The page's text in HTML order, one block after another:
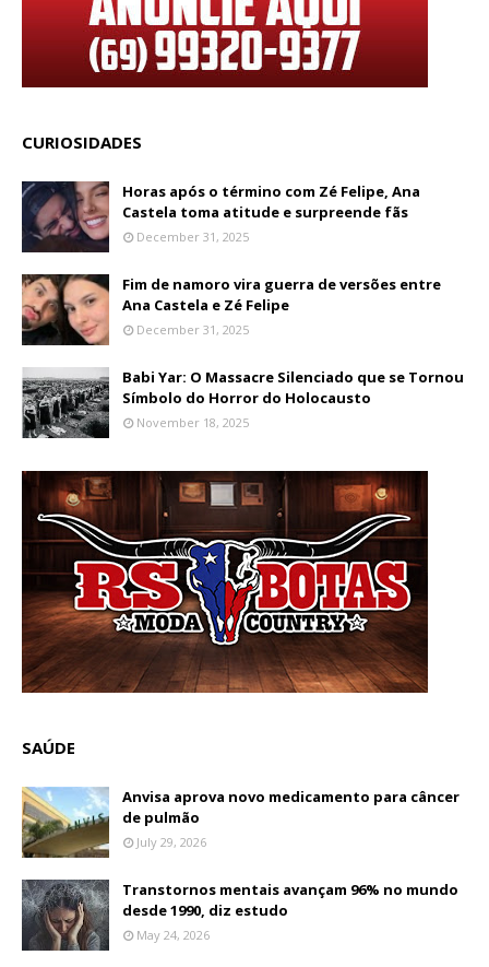
CURIOSIDADES
Horas após o término com Zé Felipe, Ana
Castela toma atitude e surpreende fãs
December 31, 2025
Fim de namoro vira guerra de versões entre
Ana Castela e Zé Felipe
December 31, 2025
Babi Yar: O Massacre Silenciado que se Tornou
Símbolo do Horror do Holocausto
November 18, 2025
SAÚDE
Anvisa aprova novo medicamento para câncer
de pulmão
July 29, 2026
Transtornos mentais avançam 96% no mundo
desde 1990, diz estudo
May 24, 2026